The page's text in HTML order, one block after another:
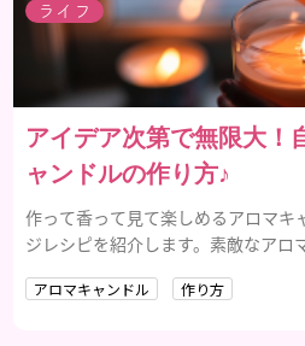
ライフ
アイデア次第で無限大！
ャンドルの作り方♪
作って香って見て楽しめるアロマキ
ジレシピを紹介します。素敵なアロ
アロマキャンドル 作り方